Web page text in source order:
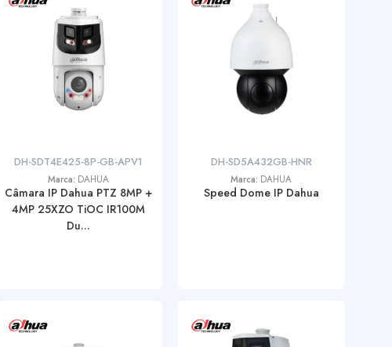
DH-SDT4E425-8P-GB-APV1
Marca: DAHUA
Câmara IP Dahua PTZ 8MP +
4MP 25XZO TiOC IR100M
Du...
DH-SD5A432GB-HNR
Marca: DAHUA
Speed Dome IP Dahua